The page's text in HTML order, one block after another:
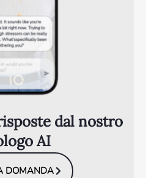
dal nostro
AI
DOMANDA